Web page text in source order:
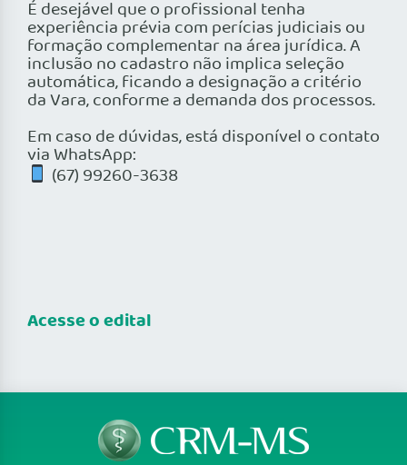
É desejável que o profissional tenha
experiência prévia com perícias judiciais ou
formação complementar na área jurídica. A
inclusão no cadastro não implica seleção
automática, ficando a designação a critério
da Vara, conforme a demanda dos processos.
Em caso de dúvidas, está disponível o contato
via WhatsApp:
(67) 99260-3638
Acesse o edital